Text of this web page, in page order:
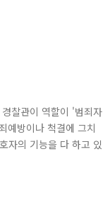
찰관이 역할이 '범죄자
예방이나 척결에 그치
자의 기능을 다 하고 있
신고를 받고 금천 가
단하고, 남부수도사업